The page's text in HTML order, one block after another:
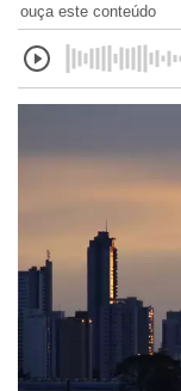
ouça este conteúdo